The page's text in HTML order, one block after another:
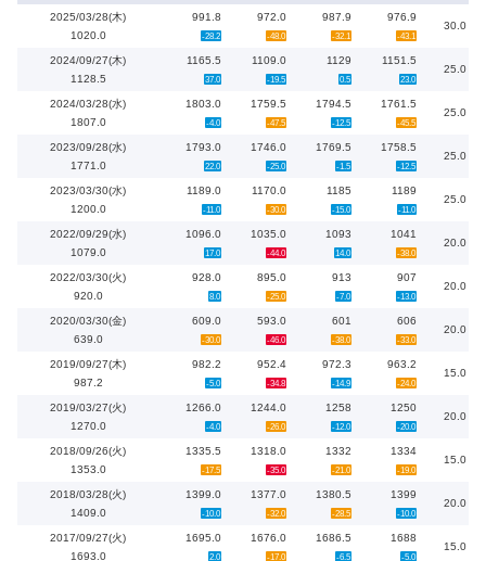
2025/03/28(木)
1020.0
991.8
-28.2
972.0
-48.0
987.9
-32.1
976.9
-43.1
30.0
2024/09/27(木)
1128.5
1165.5
37.0
1109.0
-19.5
1129
0.5
1151.5
23.0
25.0
2024/03/28(水)
1807.0
1803.0
-4.0
1759.5
-47.5
1794.5
-12.5
1761.5
-45.5
25.0
2023/09/28(水)
1771.0
1793.0
22.0
1746.0
-25.0
1769.5
-1.5
1758.5
-12.5
25.0
2023/03/30(水)
1200.0
1189.0
-11.0
1170.0
-30.0
1185
-15.0
1189
-11.0
25.0
2022/09/29(水)
1079.0
1096.0
17.0
1035.0
-44.0
1093
14.0
1041
-38.0
20.0
2022/03/30(火)
920.0
928.0
8.0
895.0
-25.0
913
-7.0
907
-13.0
20.0
2020/03/30(金)
639.0
609.0
-30.0
593.0
-46.0
601
-38.0
606
-33.0
20.0
2019/09/27(木)
987.2
982.2
-5.0
952.4
-34.8
972.3
-14.9
963.2
-24.0
15.0
2019/03/27(火)
1270.0
1266.0
-4.0
1244.0
-26.0
1258
-12.0
1250
-20.0
20.0
2018/09/26(火)
1353.0
1335.5
-17.5
1318.0
-35.0
1332
-21.0
1334
-19.0
15.0
2018/03/28(火)
1409.0
1399.0
-10.0
1377.0
-32.0
1380.5
-28.5
1399
-10.0
20.0
2017/09/27(火)
1693.0
1695.0
2.0
1676.0
-17.0
1686.5
-6.5
1688
-5.0
15.0